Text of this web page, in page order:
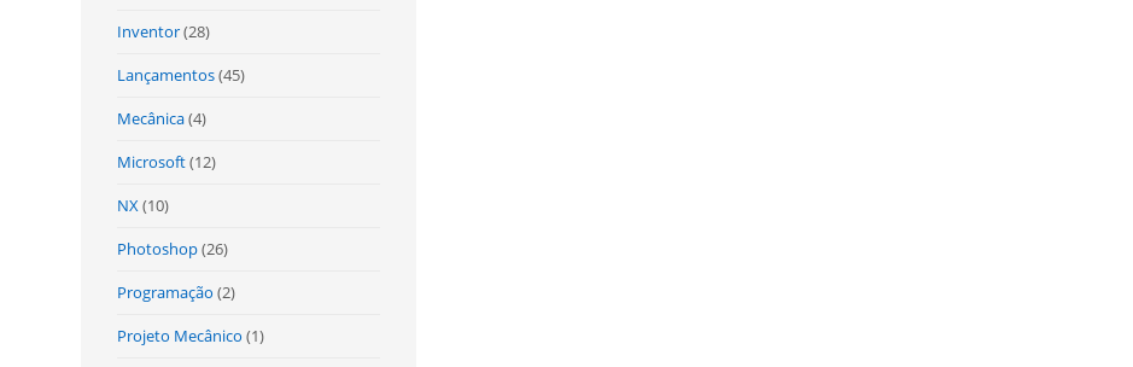
Inventor(28)
Lançamentos(45)
Mecânica(4)
Microsoft(12)
NX(10)
Photoshop(26)
Programação (2)
Projeto Mecânico (1)